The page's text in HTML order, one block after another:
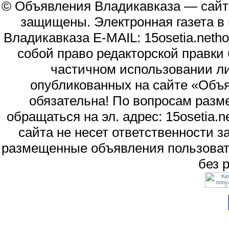
© Объявления Владикавказа —
защищены. Электронная газета
Владикавказа E-MAIL:
собой право редакторской
частичном использовании
опубликованных на сайте
обязательна! По вопросам
обращаться на эл. адрес:
сайта не несет
размещенные объявления
без